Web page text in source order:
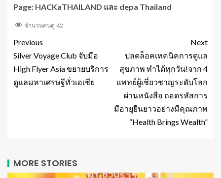
Page: HACKaTHAILAND และ depa Thailand
จำนวนคนดู 42
Previous
Silver Voyage Club จับมือ
High Flyer Asia ขยายบริการ
ดูแลมหาเศรษฐีทั่วเอเชีย
Next
ปลดล็อคเทคนิคการดูแล
สุขภาพ ทำได้ทุกวัน!จาก 4
แพทย์ผู้เชี่ยวชาญระดับโลก
ผ่านหนังสือ ถอดรหัสการ
มีอายุยืนยาวอย่างมีคุณภาพ
“Health Brings Wealth”
MORE STORIES